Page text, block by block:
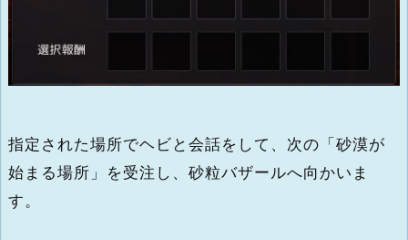
指定された場所でヘビと会話をして、次の「砂漠が
始まる場所」を受注し、砂粒バザールへ向かいま
す。